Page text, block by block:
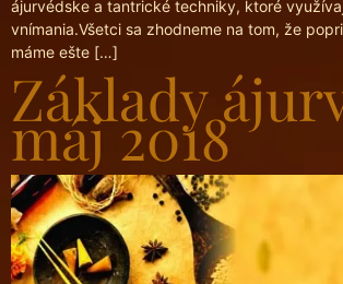
ájurvédske a tantrické techniky, ktoré
vnímania.Všetci sa zhodneme na tom, že
máme ešte […]
Základy
máj 2018